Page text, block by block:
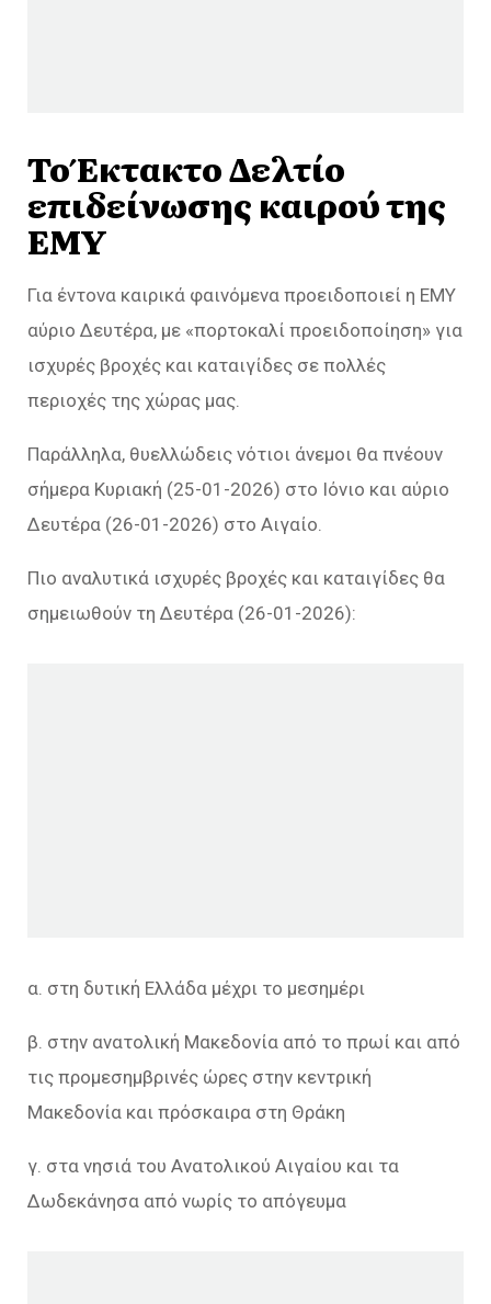
Το Έκτακτο Δελτίο
επιδείνωσης καιρού της
ΕΜΥ
Για έντονα καιρικά φαινόμενα προειδοποιεί η ΕΜΥ
αύριο Δευτέρα, με «πορτοκαλί προειδοποίηση» για
ισχυρές βροχές και καταιγίδες σε πολλές
περιοχές της χώρας μας.
Παράλληλα, θυελλώδεις νότιοι άνεμοι θα πνέουν
σήμερα Κυριακή (25-01-2026) στο Ιόνιο και αύριο
Δευτέρα (26-01-2026) στο Αιγαίο.
Πιο αναλυτικά ισχυρές βροχές και καταιγίδες θα
σημειωθούν τη Δευτέρα (26-01-2026):
α. στη δυτική Ελλάδα μέχρι το μεσημέρι
β. στην ανατολική Μακεδονία από το πρωί και από
τις προμεσημβρινές ώρες στην κεντρική
Μακεδονία και πρόσκαιρα στη Θράκη
γ. στα νησιά του Ανατολικού Αιγαίου και τα
Δωδεκάνησα από νωρίς το απόγευμα